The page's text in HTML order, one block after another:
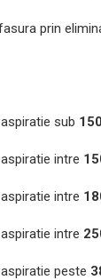
prin
sub
intre
intre
intre
peste